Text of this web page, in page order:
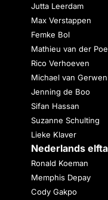
Jutta Leerdam
Max Verstappen
Femke Bol
Mathieu van der
Rico Verhoeven
Michael van Gerwen
Jenning de Boo
Sifan Hassan
Suzanne Schulting
Lieke Klaver
Nederlands
Ronald Koeman
Memphis Depay
Cody Gakpo